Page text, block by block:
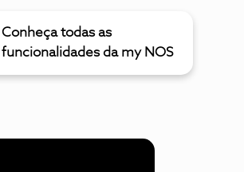
Conheça todas as
funcionalidades da my NOS